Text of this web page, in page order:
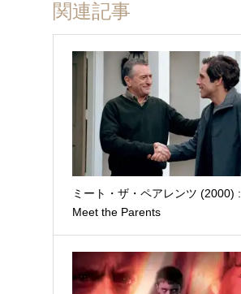
関連記事
ミート・ザ・ペアレンツ (2000) :
Meet the Parents